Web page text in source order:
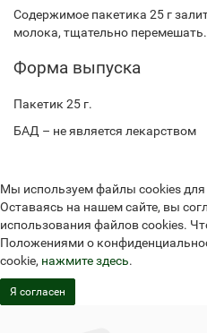
Содержимое пакетика 25 г
молока, тщательно перемешать.
Форма выпуска
Пакетик 25 г.
БАД – не является лекарством
Мы используем файлы cookies
Оставаясь на нашем сайте, вы
использования файлов cookies.
Положениями о
cookie, нажмите здесь.
Я согласен